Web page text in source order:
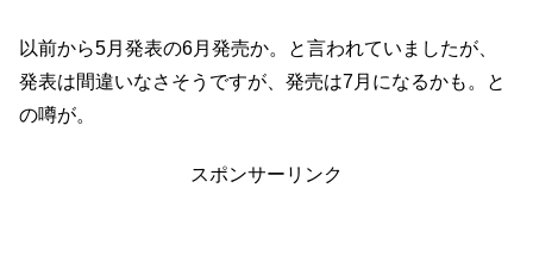
以前から5月発表の6月発売か。と言われていましたが、
発表は間違いなさそうですが、発売は7月になるかも。と
の噂が。
スポンサーリンク